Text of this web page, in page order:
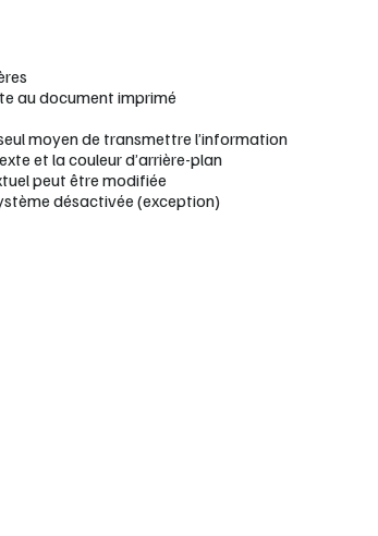
au document imprimé
moyen de transmettre l’information
et la couleur d’arrière-plan
peut être modifiée
désactivée (exception)